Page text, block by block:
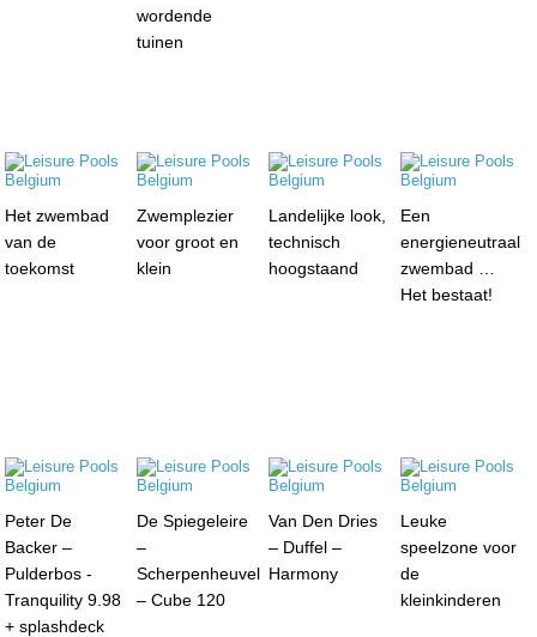
wordende
tuinen
Het zwembad
van de
toekomst
Zwemplezier
voor groot en
klein
Landelijke look,
technisch
hoogstaand
Een
energieneutraal
zwembad …
Het bestaat!
Peter De
Backer –
Pulderbos -
Tranquility 9.98
+ splashdeck
De Spiegeleire
–
Scherpenheuvel
– Cube 120
Van Den Dries
– Duffel –
Harmony
Leuke
speelzone voor
de
kleinkinderen